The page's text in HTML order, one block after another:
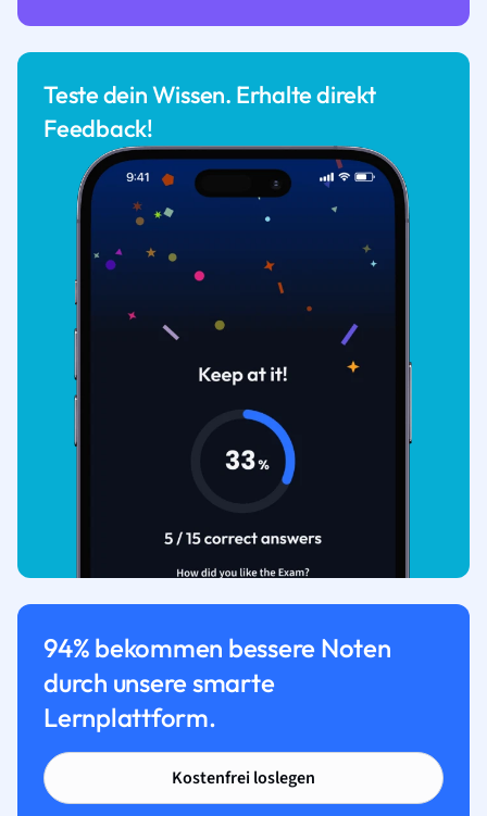
Teste dein Wissen. Erhalte direkt
Feedback!
94% bekommen bessere Noten
durch unsere smarte
Lernplattform.
Kostenfrei loslegen